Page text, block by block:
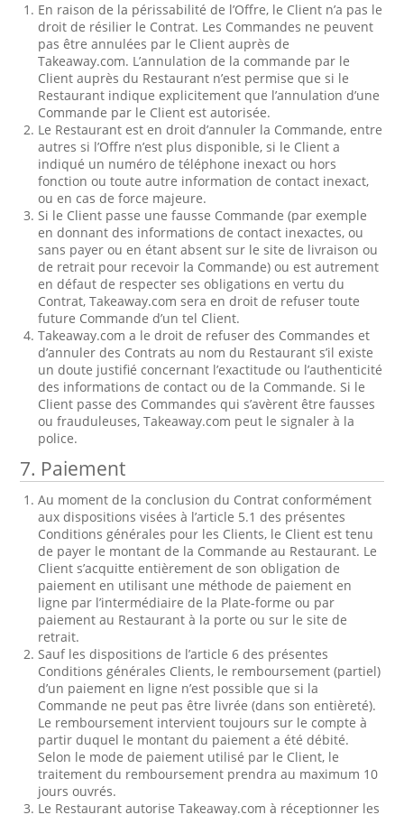
En raison de la périssabilité de l’Offre, le Client n’a pas le
droit de résilier le Contrat. Les Commandes ne peuvent
pas être annulées par le Client auprès de
Takeaway.com. L’annulation de la commande par le
Client auprès du Restaurant n’est permise que si le
Restaurant indique explicitement que l’annulation d’une
Commande par le Client est autorisée.
Le Restaurant est en droit d’annuler la Commande, entre
autres si l’Offre n’est plus disponible, si le Client a
indiqué un numéro de téléphone inexact ou hors
fonction ou toute autre information de contact inexact,
ou en cas de force majeure.
Si le Client passe une fausse Commande (par exemple
en donnant des informations de contact inexactes, ou
sans payer ou en étant absent sur le site de livraison ou
de retrait pour recevoir la Commande) ou est autrement
en défaut de respecter ses obligations en vertu du
Contrat, Takeaway.com sera en droit de refuser toute
future Commande d’un tel Client.
Takeaway.com a le droit de refuser des Commandes et
d’annuler des Contrats au nom du Restaurant s’il existe
un doute justifié concernant l’exactitude ou l’authenticité
des informations de contact ou de la Commande. Si le
Client passe des Commandes qui s’avèrent être fausses
ou frauduleuses, Takeaway.com peut le signaler à la
police.
7. Paiement
Au moment de la conclusion du Contrat conformément
aux dispositions visées à l’article 5.1 des présentes
Conditions générales pour les Clients, le Client est tenu
de payer le montant de la Commande au Restaurant. Le
Client s’acquitte entièrement de son obligation de
paiement en utilisant une méthode de paiement en
ligne par l’intermédiaire de la Plate-forme ou par
paiement au Restaurant à la porte ou sur le site de
retrait.
Sauf les dispositions de l’article 6 des présentes
Conditions générales Clients, le remboursement (partiel)
d’un paiement en ligne n’est possible que si la
Commande ne peut pas être livrée (dans son entièreté).
Le remboursement intervient toujours sur le compte à
partir duquel le montant du paiement a été débité.
Selon le mode de paiement utilisé par le Client, le
traitement du remboursement prendra au maximum 10
jours ouvrés.
Le Restaurant autorise Takeaway.com à réceptionner les